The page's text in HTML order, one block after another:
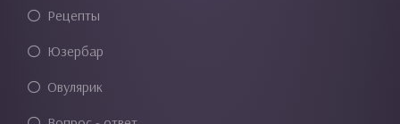
Рецепты
Юзербар
Овулярик